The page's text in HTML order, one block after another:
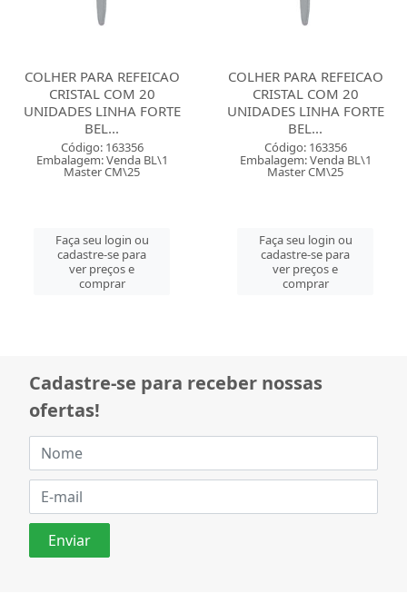
COLHER PARA REFEICAO
CRISTAL COM 20
UNIDADES LINHA FORTE
BEL...
Código: 163356
Embalagem: Venda BL\1
Master CM\25
Faça seu login ou
cadastre-se para
ver preços e
comprar
COLHER PARA REFEICAO
CRISTAL COM 20
UNIDADES LINHA FORTE
BEL...
Código: 163356
Embalagem: Venda BL\1
Master CM\25
Faça seu login ou
cadastre-se para
ver preços e
comprar
Cadastre-se para receber nossas
ofertas!